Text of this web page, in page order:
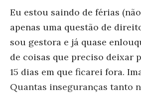
Eu estou saindo de férias
apenas uma questão de
sou gestora e já quase
de coisas que preciso deixar
15 dias em que ficarei fora.
Quantas inseguranças tanto